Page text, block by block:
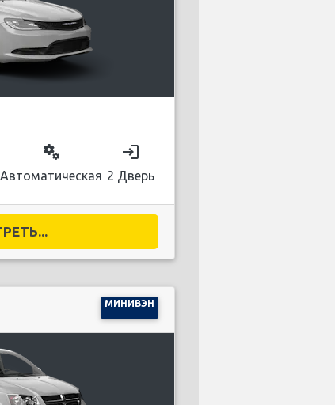
miscellaneous_services
Автоматическая
login
2 Дверь
МИНИВЭН